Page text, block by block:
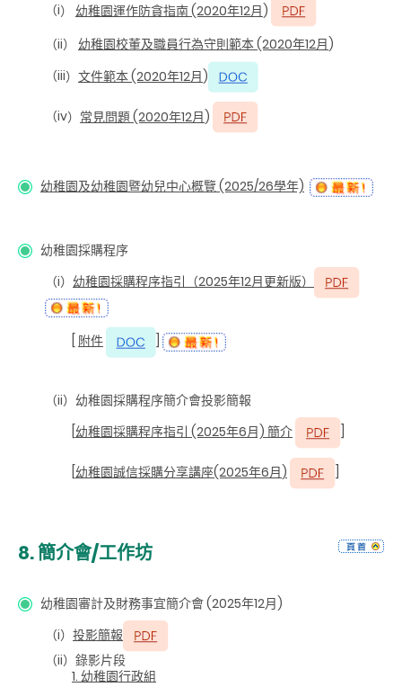
（i） 幼稚園運作防貪指南 (2020年12月)
（ii） 幼稚園校董及職員行為守則範本 (2020年12月 )
（iii） 文件範本 (2020年12月)
（iv） 常見問題 (2020年12月)
幼稚園及幼稚園暨幼兒中心概覽 (2025/26學年)
幼稚園採購程序
（i） 幼稚園採購程序指引（2025年12月更新版）
附件
（ii）幼稚園採購程序簡介會投影簡報
幼稚園採購程序指引 (2025年6月) 簡介
幼稚園誠信採購分享講座(2025年6月 )
8.簡介會/工作坊
幼稚園審計及財務事宜簡介會(2025年12月)
（i） 投影簡報
（ii）錄影片段
1. 幼稚園行政組